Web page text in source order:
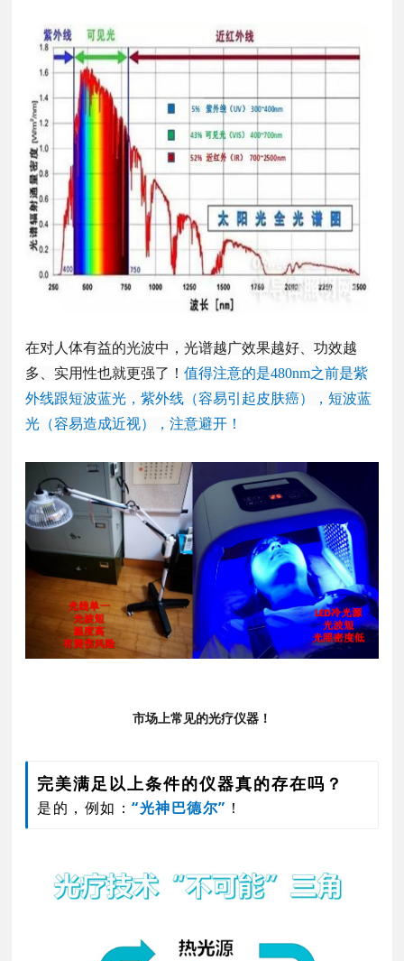
在对人体有益的光波中，光谱越广效果越好、功效越
多、实用性也就更强了！值得注意的是480nm之前是紫
外线跟短波蓝光，紫外线（容易引起皮肤癌），短波蓝
光（容易造成近视），注意避开！
市场上常见的光疗仪器！
完美满足以上条件的仪器真的存在吗？
是的，例如：“光神巴德尔” ！